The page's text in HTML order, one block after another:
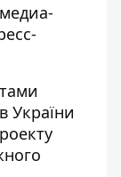
України